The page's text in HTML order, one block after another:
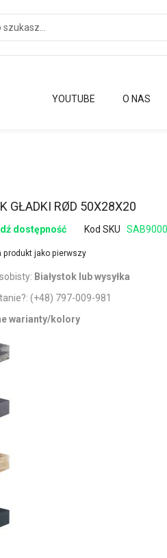
O NAS
YOUTUBE
GŁADKI RØD 50X28X20
dostępność Kod SKU
produkt jako pierwszy
Białystok lub wysyłka
(+48) 797-009-981
warianty/kolory